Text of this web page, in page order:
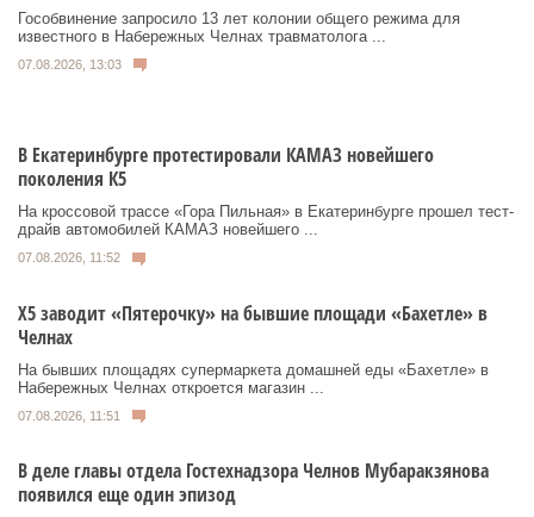
Гособвинение запросило 13 лет колонии общего режима для
известного в Набережных Челнах травматолога ...
07.08.2026, 13:03
В Екатеринбурге протестировали КАМАЗ новейшего
поколения К5
На кроссовой трассе «Гора Пильная» в Екатеринбурге прошел тест-
драйв автомобилей КАМАЗ новейшего ...
07.08.2026, 11:52
Х5 заводит «Пятерочку» на бывшие площади «Бахетле» в
Челнах
На бывших площадях супермаркета домашней еды «Бахетле» в
Набережных Челнах откроется магазин ...
07.08.2026, 11:51
В деле главы отдела Гостехнадзора Челнов Мубаракзянова
появился еще один эпизод